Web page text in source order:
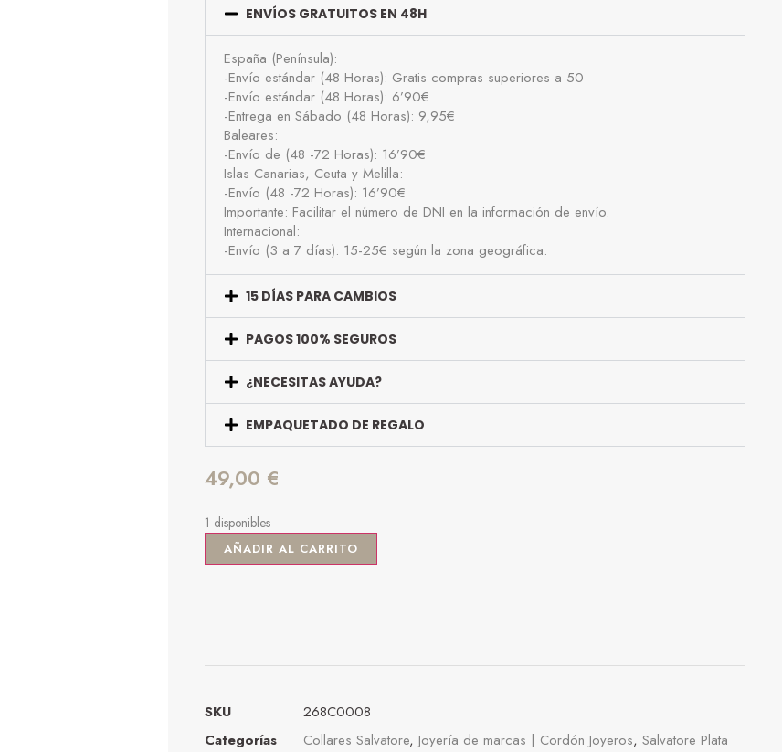
ENVÍOS GRATUITOS EN 48H
España (Península):
-Envío estándar (48 Horas): Gratis compras superiores a 50
-Envío estándar (48 Horas): 6’90€
-Entrega en Sábado (48 Horas): 9,95€
Baleares:
-Envío de (48 -72 Horas): 16’90€
Islas Canarias, Ceuta y Melilla:
-Envío (48 -72 Horas): 16’90€
Importante: Facilitar el número de DNI en la información de envío.
Internacional:
-Envío (3 a 7 días): 15-25€ según la zona geográfica.
15 DÍAS PARA CAMBIOS
PAGOS 100% SEGUROS
¿NECESITAS AYUDA?
EMPAQUETADO DE REGALO
49,00 €
1 disponibles
AÑADIR AL CARRITO
SKU
268C0008
Categorías
Collares Salvatore, Joyería de marcas | Cordón Joyeros, Salvatore Plata